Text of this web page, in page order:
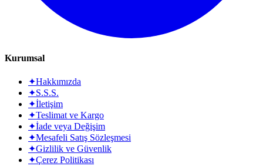
Kurumsal
✦Hakkımızda
✦S.S.S.
✦İletişim
✦Teslimat ve Kargo
✦İade veya Değişim
✦Mesafeli Satış Sözleşmesi
✦Gizlilik ve Güvenlik
✦Çerez Politikası